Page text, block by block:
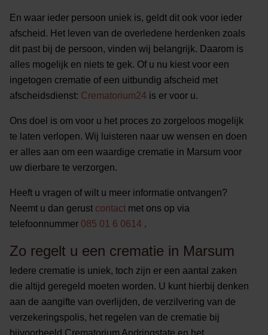
En waar ieder persoon uniek is, geldt dit ook voor ieder
afscheid. Het leven van de overledene herdenken zoals
dit past bij de persoon, vinden wij belangrijk. Daarom is
alles mogelijk en niets te gek. Of u nu kiest voor een
ingetogen crematie of een uitbundig afscheid met
afscheidsdienst: Crematorium24 is er voor u.
Ons doel is om voor u het proces zo zorgeloos mogelijk
te laten verlopen. Wij luisteren naar uw wensen en doen
er alles aan om een waardige crematie in Marsum voor
uw dierbare te verzorgen.
Heeft u vragen of wilt u meer informatie ontvangen?
Neemt u dan gerust contact met ons op via
telefoonnummer 085 01 6 0614 .
Zo regelt u een crematie in Marsum
Iedere crematie is uniek, toch zijn er een aantal zaken
die altijd geregeld moeten worden. U kunt hierbij denken
aan de aangifte van overlijden, de verzilvering van de
verzekeringspolis, het regelen van de crematie bij
bijvoorbeeld Crematorium Andringstate en het